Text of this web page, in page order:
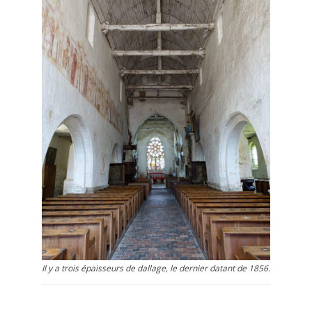
Il y a trois épaisseurs de dallage, le dernier datant de 1856.